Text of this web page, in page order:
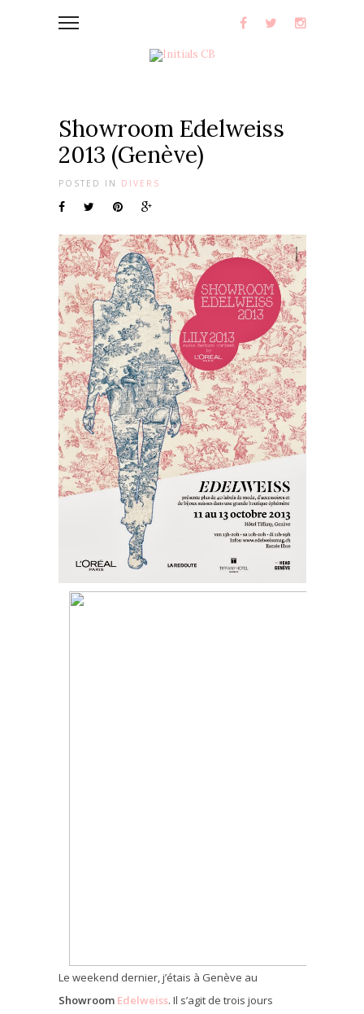
Showroom Edelweiss
2013 (Genève)
POSTED IN DIVERS
Le weekend dernier, j’étais à Genève au
Showroom Edelweiss. Il s’agit de trois jours